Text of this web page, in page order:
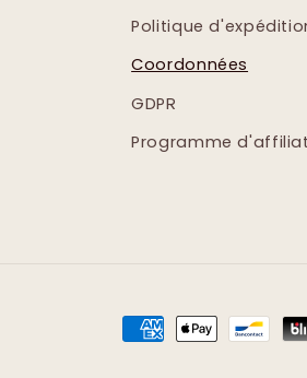
Politique
Coordonnées
GDPR
Programme
Moyens